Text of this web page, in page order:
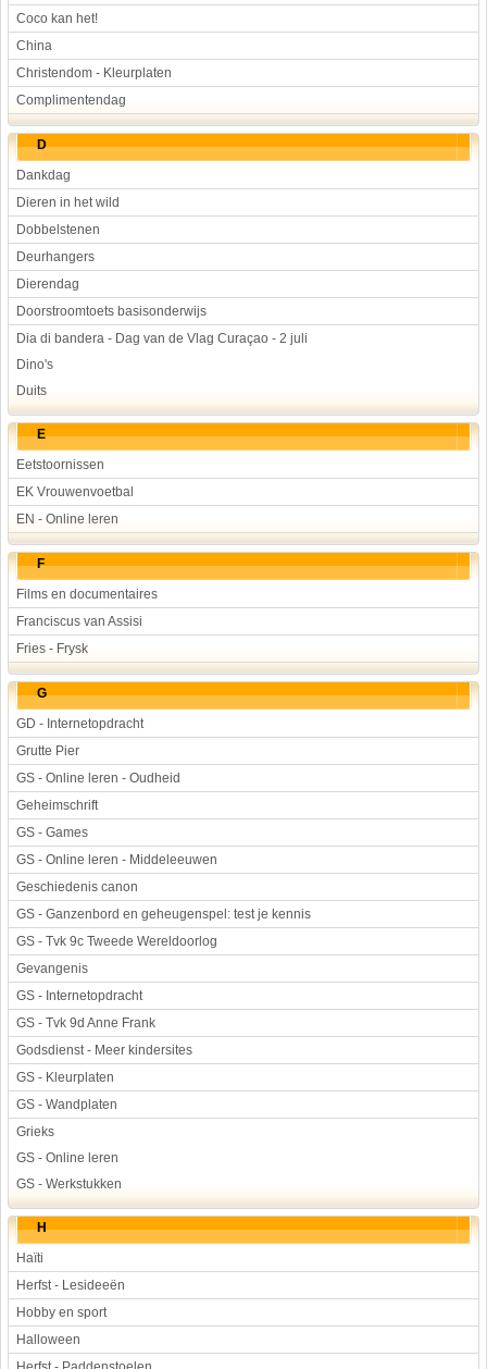
Coco kan het!
China
Christendom - Kleurplaten
Complimentendag
D
Dankdag
Dieren in het wild
Dobbelstenen
Deurhangers
Dierendag
Doorstroomtoets basisonderwijs
Dia di bandera - Dag van de Vlag Curaçao - 2 juli
Dino's
Duits
E
Eetstoornissen
EK Vrouwenvoetbal
EN - Online leren
F
Films en documentaires
Franciscus van Assisi
Fries - Frysk
G
GD - Internetopdracht
Grutte Pier
GS - Online leren - Oudheid
Geheimschrift
GS - Games
GS - Online leren - Middeleeuwen
Geschiedenis canon
GS - Ganzenbord en geheugenspel: test je kennis
GS - Tvk 9c Tweede Wereldoorlog
Gevangenis
GS - Internetopdracht
GS - Tvk 9d Anne Frank
Godsdienst - Meer kindersites
GS - Kleurplaten
GS - Wandplaten
Grieks
GS - Online leren
GS - Werkstukken
H
Haïti
Herfst - Lesideeën
Hobby en sport
Halloween